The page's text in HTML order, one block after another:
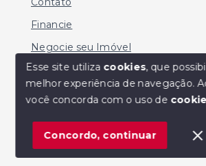
Olá! Estamos disponíveis
Financie
Negocie seu Imóvel
© Copyright 2026 - MARIO SERGIO
SITE PARA IMOBILIARIA
Esse site utiliza cookies, que
melhor experiência de navegação.
você concorda com o uso de
Concordo, continuar